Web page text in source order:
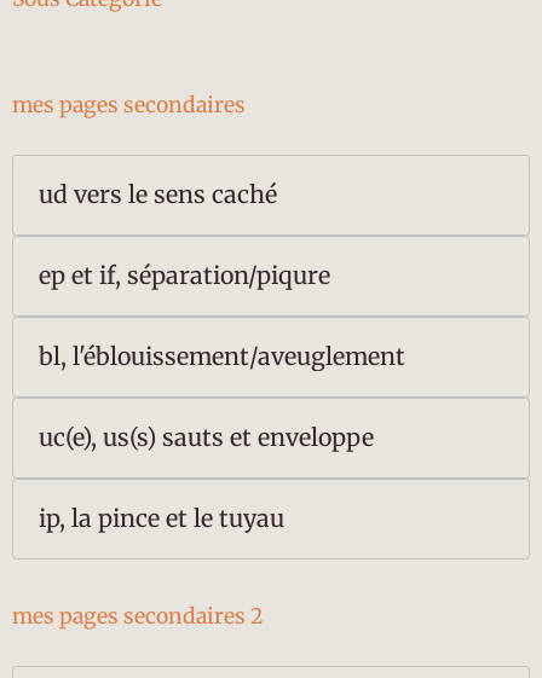
mes pages secondaires
ud vers le sens caché
ep et if, séparation/piqure
bl, l'éblouissement/aveuglement
uc(e), us(s) sauts et enveloppe
ip, la pince et le tuyau
mes pages secondaires 2